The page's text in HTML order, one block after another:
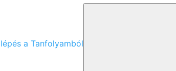
a Tanfolyamból